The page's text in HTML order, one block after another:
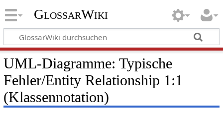
GlossarWiki
UML-Diagramme: Typische
Fehler/Entity Relationship 1:1
(Klassennotation)